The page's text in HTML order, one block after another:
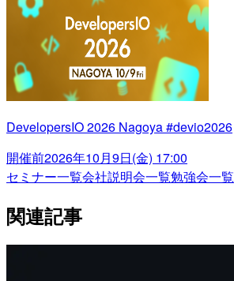
DevelopersIO 2026 Nagoya #devio2026
開催前2026年10月9日(金) 17:00
セミナー一覧会社説明会一覧勉強会一覧
関連記事